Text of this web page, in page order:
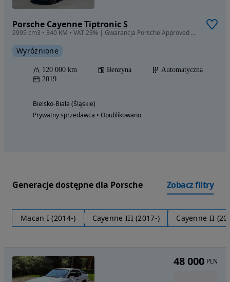
Porsche Cayenne Tiptronic S
2995 cm3 • 340 KM • VAT 23% | Gwarancja Porsche Approved |Salon Polska| ASO | Bezwypadkowy
Wyróżnione
120 000 km Benzyna
Automatyczna
2019
Bielsko-Biała (Śląskie)
Prywatny sprzedawca • Opublikowano
Generacje dostępne dla Porsche Zobacz filtry
Macan I (2014-) Cayenne III (2017-) Cayenne II
48 000 PLN